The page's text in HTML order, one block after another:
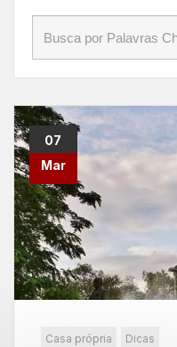
07
Mar
Casa própria Dicas